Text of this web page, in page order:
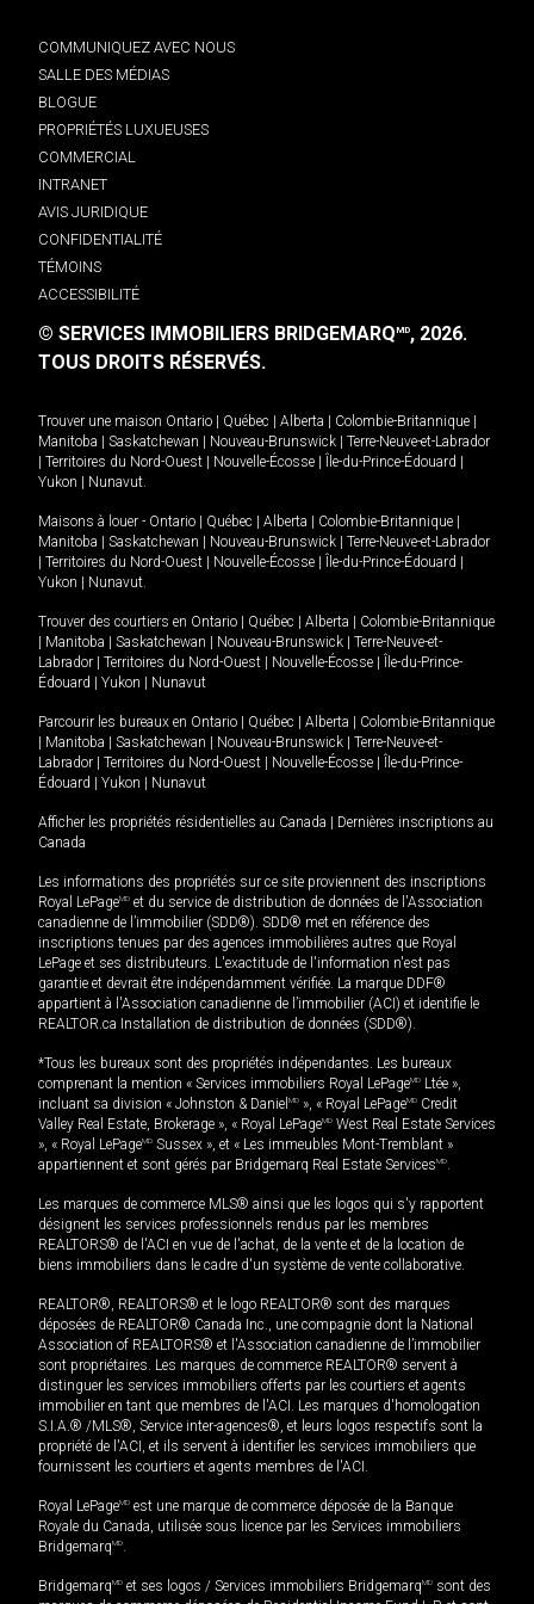
COMMUNIQUEZ AVEC NOUS
SALLE DES MÉDIAS
BLOGUE
PROPRIÉTÉS LUXUEUSES
COMMERCIAL
INTRANET
AVIS JURIDIQUE
CONFIDENTIALITÉ
TÉMOINS
ACCESSIBILITÉ
© SERVICES IMMOBILIERS BRIDGEMARQMD, 2026.
TOUS DROITS RÉSERVÉS.
Trouver une maison Ontario Québec Alberta Colombie-Britannique
Manitoba
Saskatchewan Nouveau-Brunswick
Terre-Neuve-et-Labrador
Territoires du Nord-Ouest Nouvelle-Écosse Île-du-Prince-Édouard
Yukon
Nunavut.
Maisons à louer - Ontario Québec Alberta Colombie-Britannique
Manitoba
Saskatchewan Nouveau-Brunswick
Terre-Neuve-et-Labrador
Territoires du Nord-Ouest Nouvelle-Écosse Île-du-Prince-Édouard
Yukon
Nunavut.
Trouver des courtiers en Ontario Québec Alberta
Colombie-Britannique
Manitoba Saskatchewan Nouveau-Brunswick
Terre-Neuve-et-
Labrador
Territoires du Nord-Ouest Nouvelle-Écosse
Île-du-Prince-
Édouard
Yukon Nunavut
Parcourir les bureaux en Ontario Québec Alberta
Colombie-Britannique
Manitoba Saskatchewan Nouveau-Brunswick
Terre-Neuve-et-
Labrador
Territoires du Nord-Ouest Nouvelle-Écosse
Île-du-Prince-
Édouard
Yukon Nunavut
Afficher les propriétés résidentielles au Canada
Dernières inscriptions au
Canada
Les informations des propriétés sur ce site proviennent des inscriptions
Royal LePageMD et du service de distribution de données de l'Association
canadienne de l’immobilier (SDD®). SDD® met en référence des
inscriptions tenues par des agences immobilières autres que Royal
LePage et ses distributeurs. L'exactitude de l'information n'est pas
garantie et devrait être indépendamment vérifiée. La marque DDF®
appartient à l'Association canadienne de l’immobilier (ACI) et identifie le
REALTOR.ca Installation de distribution de données (SDD®).
*Tous les bureaux sont des propriétés indépendantes. Les bureaux
comprenant la mention « Services immobiliers Royal LePageMD Ltée »,
incluant sa division « Johnston & Daniel MD », « Royal LePageMD Credit
Valley Real Estate, Brokerage », « Royal LePageMD West Real Estate Services
», « Royal LePageMD Sussex », et « Les immeubles Mont-Tremblant »
appartiennent et sont gérés par Bridgemarq Real Estate ServicesMD.
Les marques de commerce MLS® ainsi que les logos qui s'y rapportent
désignent les services professionnels rendus par les membres
REALTORS® de l'ACI en vue de l'achat, de la vente et de la location de
biens immobiliers dans le cadre d'un système de vente collaborative.
REALTOR®, REALTORS® et le logo REALTOR® sont des marques
déposées de REALTOR® Canada Inc., une compagnie dont la National
Association of REALTORS® et l'Association canadienne de l’immobilier
sont propriétaires. Les marques de commerce REALTOR® servent à
distinguer les services immobiliers offerts par les courtiers et agents
immobilier en tant que membres de l'ACI. Les marques d'homologation
S.I.A.® /MLS®, Service inter-agences®, et leurs logos respectifs sont la
propriété de l'ACI, et ils servent à identifier les services immobiliers que
fournissent les courtiers et agents membres de l'ACI.
Royal LePageMD est une marque de commerce déposée de la Banque
Royale du Canada, utilisée sous licence par les Services immobiliers
BridgemarqMD.
BridgemarqMD et ses logos / Services immobiliers BridgemarqMD sont des